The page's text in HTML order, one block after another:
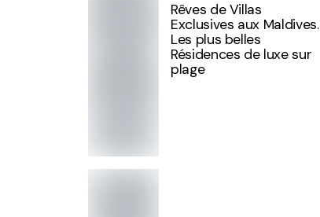
Rêves de Villas
Exclusives aux Maldives.
Les plus belles
Résidences de luxe sur
plage